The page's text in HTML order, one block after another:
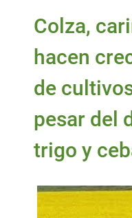
Colza,
hacen
de
pesar del
trigo y